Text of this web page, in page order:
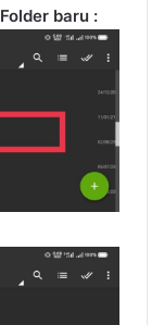
Folder baru :